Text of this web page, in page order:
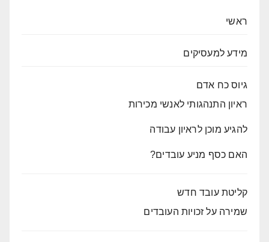
ראשי
מידע למעסיקים
גיוס כח אדם
ראיון התנהגותי לאנשי מכירות
להגיע מוכן לראיון עבודה
האם כסף מניע עובדים?
קליטת עובד חדש
שמירה על זכויות העובדים